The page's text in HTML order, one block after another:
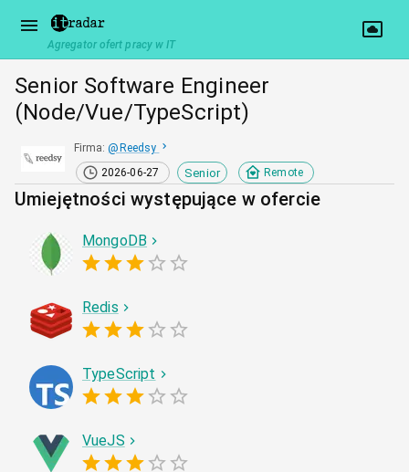
Agregator ofert pracy w IT
Senior Software Engineer
(Node/Vue/TypeScript)
Firma: @ Reedsy
2026-06-27
Senior Remote
Umiejętności występujące w ofercie
MongoDB
Redis
TypeScript
VueJS